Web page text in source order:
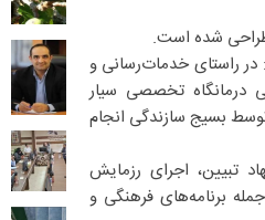
طراحی شده است.
در راستای خدمات‌رسانی و
درمانگاه تخصصی سیار
خورشیدی پنج‌مگاواتی توسط بسیج سازندگی انجام
اجرای رزمایش
برنامه‌های فرهنگی و